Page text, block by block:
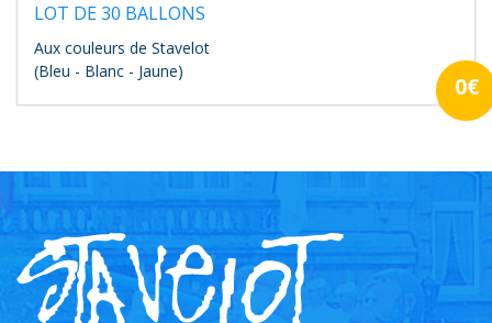
LOT DE 30 BALLONS
Aux couleurs de Stavelot
(Bleu - Blanc - Jaune)
0€